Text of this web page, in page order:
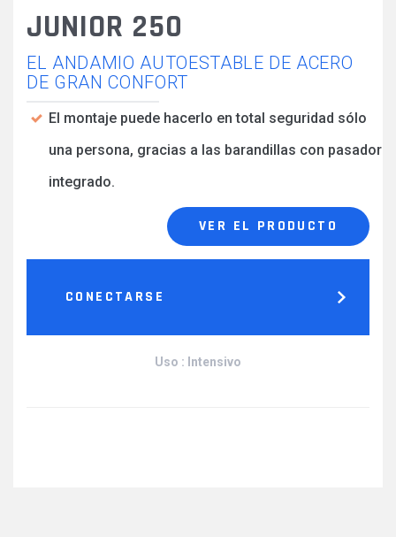
JUNIOR 250
EL ANDAMIO AUTOESTABLE DE ACERO
DE GRAN CONFORT
El montaje puede hacerlo en total seguridad sólo
una persona, gracias a las barandillas con pasador
integrado.
VER EL PRODUCTO
CONECTARSE
Uso : Intensivo